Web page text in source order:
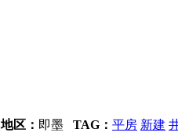
地区： 即墨 TAG： 平房 新建